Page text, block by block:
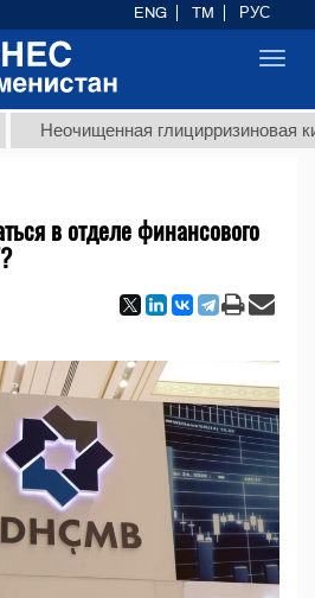
глицирризиновая
в отделе финансового
ENG TM РУС